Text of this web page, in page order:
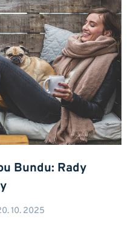
Bundu: Rady
10. 2025